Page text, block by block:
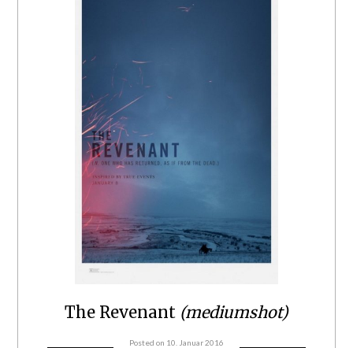
The Revenant (mediumshot)
Posted on 10. Januar 2016